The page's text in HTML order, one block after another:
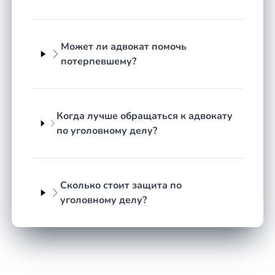
забыть. Согласно статьям 46 и 47 УПК РФ,
их подозревают или обвиняют, давать показания
или отказаться от них, пользоваться помощью
свидетельствовать против себя и близких. Статья
53 УПК РФ определяет полномочия адвоката —
обжаловать действия следствия. Защитник
соблюдались, а доказательства собирались
законно.
Меры пресечения, что важно
знать
Может ли адвокат помочь
потерпевшему?
Когда лучше обращаться к адвокату
по уголовному делу?
Сколько стоит защита по
уголовному делу?